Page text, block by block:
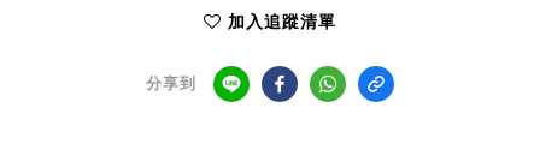
加入追蹤清單
分享到